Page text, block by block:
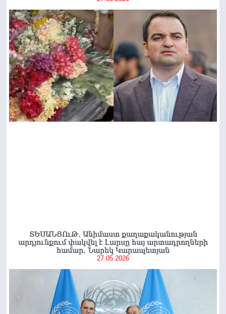
ՏԵՍԱՆՅՈւԹ․ Անիմաստ քաղաքականության
արդյունքում փակվել է Լարսը հայ արտադրողների
համար․ Նարեկ Կարապետյան
27.05.2026